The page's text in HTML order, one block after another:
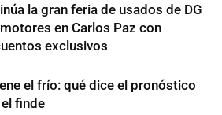
la gran feria de usados de DG
en Carlos Paz con
exclusivos
el frío: qué dice el pronóstico
finde